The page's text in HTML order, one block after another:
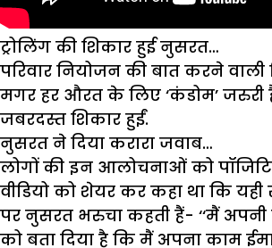
ट्रोलिंग की शिकार हुई नुसरत…
परिवार नियोजन की बात करने
मगर हर औरत के लिए ‘कंडोम’
जबरदस्त शिकार हुईं.
नुसरत ने दिया करारा जवाब…
लोगों की इन आलोचनाओं को
वीडियो को शेयर कर कहा था कि
पर नुसरत भरुचा कहती हैं- ‘‘मैं
को बता दिया है कि मैं अपना काम